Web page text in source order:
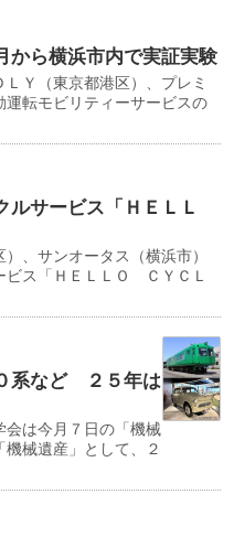
ら横浜市内で実証実験
Ｙ（東京都港区）、プレミ
転モビリティーサービスの
サービス「ＨＥＬＬ
、サンオータス（横浜市）
ビス「ＨＥＬＬＯ ＣＹＣＬ
系など ２５年は
は今月７日の「機械
械遺産」として、２